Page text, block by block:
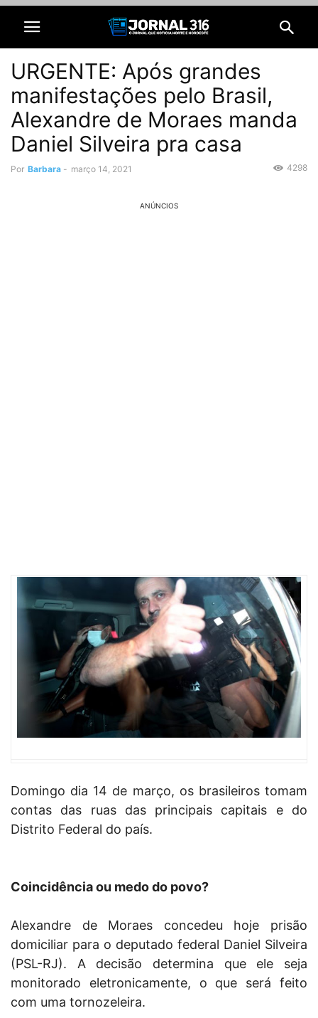
URGENTE: Após grandes
manifestações pelo Brasil,
Alexandre de Moraes manda
Daniel Silveira pra casa
Por Barbara - março 14, 2021 4298
ANÚNCIOS
Domingo dia 14 de março, os brasileiros tomam
contas das ruas das principais capitais e do
Distrito Federal do país.
Coincidência ou medo do povo?
Alexandre de Moraes concedeu hoje prisão
domiciliar para o deputado federal Daniel Silveira
(PSL-RJ). A decisão determina que ele seja
monitorado eletronicamente, o que será feito
com uma tornozeleira.